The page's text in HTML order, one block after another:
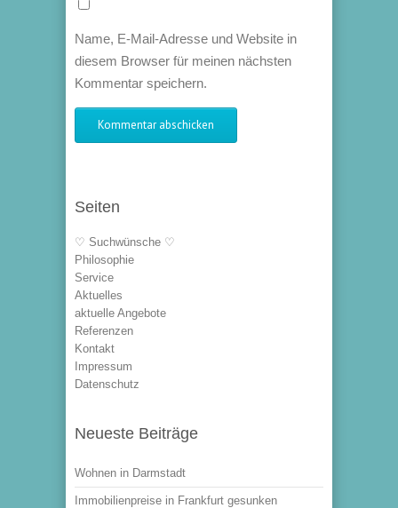
Name, E-Mail-Adresse und Website in
diesem Browser für meinen nächsten
Kommentar speichern.
Seiten
♡ Suchwünsche ♡
Philosophie
Service
Aktuelles
aktuelle Angebote
Referenzen
Kontakt
Impressum
Datenschutz
Neueste Beiträge
Wohnen in Darmstadt
Immobilienpreise in Frankfurt gesunken